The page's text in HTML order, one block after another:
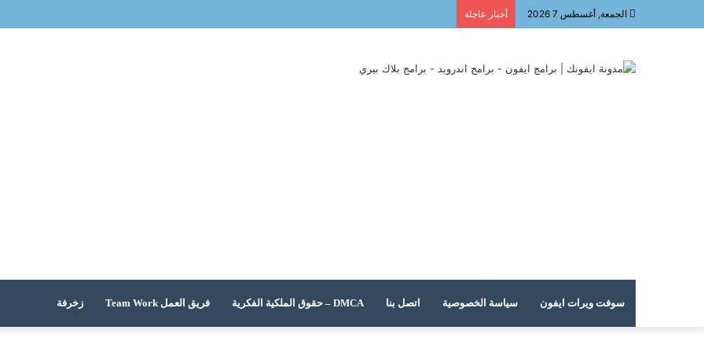
الجمعة, أغسطس 7 2026 أخبار عاجلة
سوفت ويرات ايفون سياسة الخصوصية اتصل بنا DMCA – حقوق الملكية الفكرية فريق العمل Team Work زخرفة